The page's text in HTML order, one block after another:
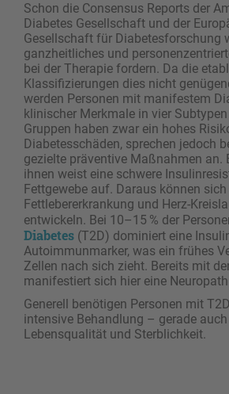
Schon die Consensus Reports der
Diabetes Gesellschaft und der
Gesellschaft für Diabetesforschung
ganzheitliches und
bei der Therapie fordern. Da die
Klassifizierungen dies nicht
werden Personen mit manifestem
klinischer Merkmale in vier
Gruppen haben zwar ein hohes
Diabetesschäden, sprechen jedoch
gezielte präventive Maßnahmen an.
ihnen weist eine schwere
Fettgewebe auf. Daraus können
Fettlebererkrankung und Herz-
entwickeln. Bei 10–15 % der
Diabetes (T2D) dominiert eine
Autoimmunmarker, was ein frühes
Zellen nach sich zieht. Bereits mit
manifestiert sich hier eine
Generell benötigen Personen mit
intensive Behandlung – gerade
Lebensqualität und Sterblichkeit.